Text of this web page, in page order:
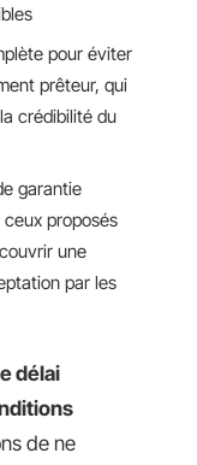
pour éviter
prêteur, qui
crédibilité du
garantie
proposés
une
par les
délai
de ne